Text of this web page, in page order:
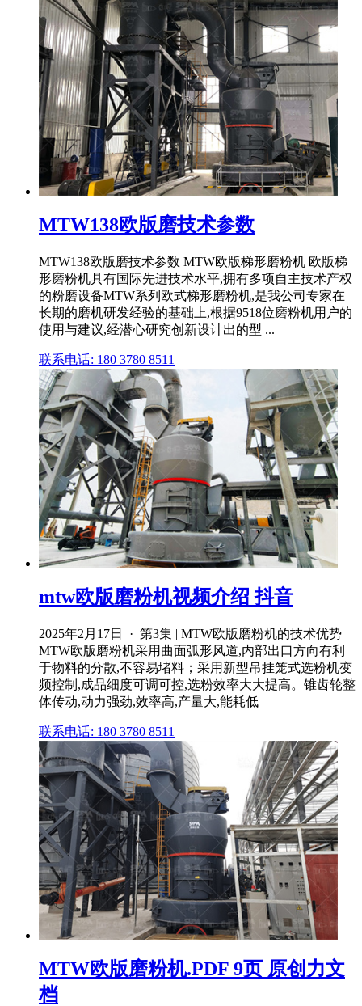
MTW138欧版磨技术参数
MTW138欧版磨技术参数 MTW欧版梯形磨粉机 欧版梯
形磨粉机具有国际先进技术水平,拥有多项自主技术产权
的粉磨设备MTW系列欧式梯形磨粉机,是我公司专家在
长期的磨机研发经验的基础上,根据9518位磨粉机用户的
使用与建议,经潜心研究创新设计出的型 ...
联系电话: 180 3780 8511
mtw欧版磨粉机视频介绍 抖音
2025年2月17日 · 第3集 | MTW欧版磨粉机的技术优势
MTW欧版磨粉机采用曲面弧形风道,内部出口方向有利
于物料的分散,不容易堵料；采用新型吊挂笼式选粉机变
频控制,成品细度可调可控,选粉效率大大提高。锥齿轮整
体传动,动力强劲,效率高,产量大,能耗低
联系电话: 180 3780 8511
MTW欧版磨粉机.PDF 9页 原创力文
档